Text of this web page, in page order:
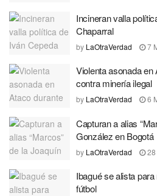
Incineran valla
Chaparral
by LaOtraVerdad 7
Violenta asonada
contra minería ilegal
by LaOtraVerdad 6
Capturan a alias
González en Bogotá
by LaOtraVerdad 28
Ibagué se alista
fútbol